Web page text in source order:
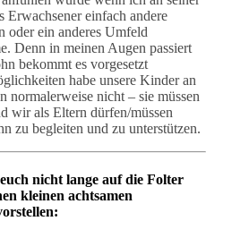
Erwachsener einfach andere
oder ein anderes Umfeld
Denn in meinen Augen passiert
bekommt es vorgesetzt
habe unsere Kinder an
normalerweise nicht – sie müssen
wir als Eltern dürfen/müssen
zu begleiten und zu unterstützen.
nicht lange auf die Folter
kleinen achtsamen